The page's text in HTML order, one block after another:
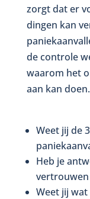
zorgt dat er
dingen kan
de controle
waarom het
aan kan doen.
Weet jij de
Heb je
vertrouwen
Weet jij